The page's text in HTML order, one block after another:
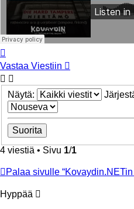
Vastaa Viestiin
Näytä:
4 viestiä • Sivu 1/1
Palaa sivulle “Kovaydin.NETin
Hyppää